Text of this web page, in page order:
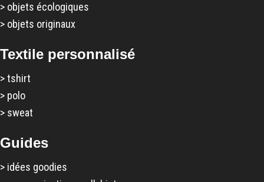
> objets écologiques
> objets originaux
Textile personnalisé
>tshirt
> polo
> sweat
Guides
> idées goodies